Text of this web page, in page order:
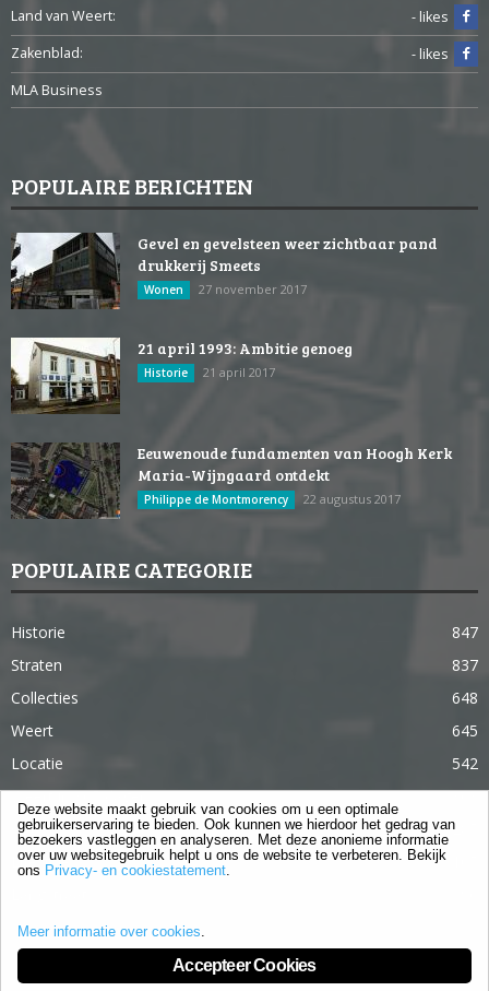
Land van Weert:
- likes
Zakenblad:
- likes
MLA Business
POPULAIRE BERICHTEN
Gevel en gevelsteen weer zichtbaar pand
drukkerij Smeets
Wonen 27 november 2017
21 april 1993: Ambitie genoeg
Historie 21 april 2017
Eeuwenoude fundamenten van Hoogh Kerk
Maria-Wijngaard ontdekt
Philippe de Montmorency 22 augustus 2017
POPULAIRE CATEGORIE
Historie
847
Straten
837
Collecties
648
Weert
645
Locatie
542
Weert in 365 dagen
363
Gebouwen
285
Lifestyle
Deze website maakt gebruik van cookies om u een optimale
gebruikerservaring te bieden. Ook kunnen we hierdoor het gedrag van
bezoekers vastleggen en analyseren. Met deze anonieme informatie
over uw websitegebruik helpt u ons de website te verbeteren. Bekijk
ons Privacy- en cookiestatement.
Meer informatie over cookies.
Accepteer Cookies